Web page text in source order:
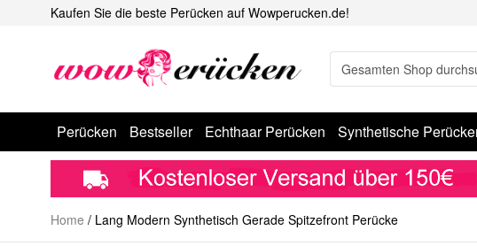
Kaufen Sie die beste Perücken auf Wowperucken.de!
Perücken Bestseller Echthaar Perücken Synthetische
Home / Lang Modern Synthetisch Gerade Spitzefront Perücke